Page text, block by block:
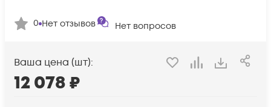
0 Нет отзывов Нет вопросов
Ваша цена (шт):
12 078₽